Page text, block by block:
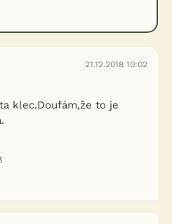
21.12.2018 10:02
klec.Doufám,že to je